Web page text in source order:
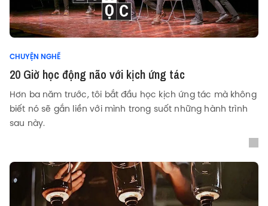
CHUYỆN NGHỀ
20 Giờ học động não với kịch ứng tác
Hơn ba năm trước, tôi bắt đầu học kịch ứng tác mà không
biết nó sẽ gắn liền với mình trong suốt những hành trình
sau này.